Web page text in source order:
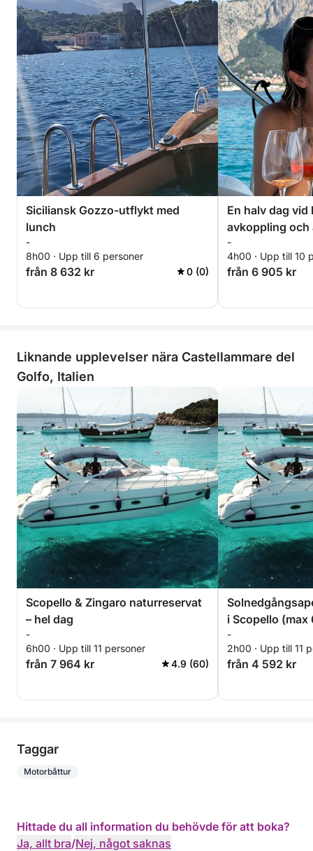
Siciliansk Gozzo-utflykt med
lunch
-
8h00 · Upp till 6 personer
från 8 632 kr 0 (0)
En halv dag vid
avkoppling och
-
4h00 · Upp till 10
från 6 905 kr
Liknande upplevelser nära Castellammare del
Golfo, Italien
Scopello & Zingaro naturreservat
– hel dag
-
6h00 · Upp till 11 personer
från 7 964 kr 4.9 (60)
i Scopello (max
-
2h00 · Upp till 11
från 4 592 kr
Taggar
Motorbåttur
Hittade du all information du behövde för att boka?
Ja, allt bra/Nej, något saknas